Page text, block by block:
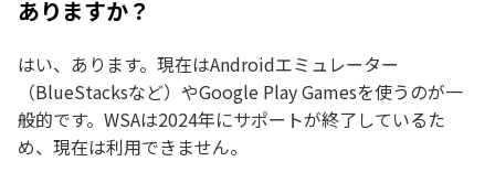
ありますか？
はい、あります。現在はAndroidエミュレーター
（BlueStacksなど）やGoogle Play Gamesを使うのが一
般的です。WSAは2024年にサポートが終了しているた
め、現在は利用できません。